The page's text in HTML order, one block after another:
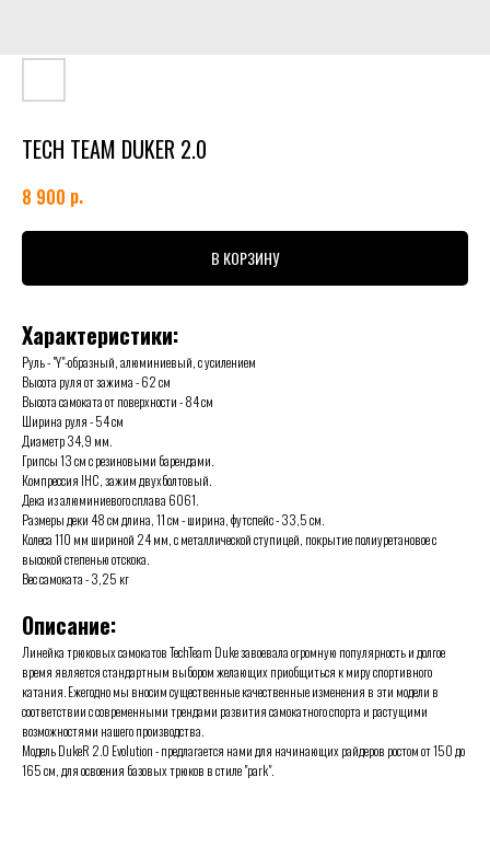
TECH TEAM DUKER 2.0
8 900 р.
В КОРЗИНУ
Характеристики:
Руль - "Y"-образный, алюминиевый, с усилением
Высота руля от зажима - 62 см
Высота самоката от поверхности - 84 см
Ширина руля - 54 см
Диаметр 34,9 мм.
Грипсы 13 см с резиновыми барендами.
Компрессия IHC, зажим двухболтовый.
Дека из алюминиевого сплава 6061.
Размеры деки 48 см длина, 11 см - ширина, футспейс - 33,5 см.
Колеса 110 мм шириной 24 мм, с металлической ступицей, покрытие полиуретановое с
высокой степенью отскока.
Вес самоката - 3,25 кг
Описание:
Линейка трюковых самокатов TechTeam Duke завоевала огромную популярность и долгое
время является стандартным выбором желающих приобщиться к миру спортивного
катания. Ежегодно мы вносим существенные качественные изменения в эти модели в
соответствии с современными трендами развития самокатного спорта и растущими
возможностями нашего производства.
Модель DukeR 2.0 Evolution - предлагается нами для начинающих райдеров ростом от 150 до
165 см, для освоения базовых трюков в стиле "park".